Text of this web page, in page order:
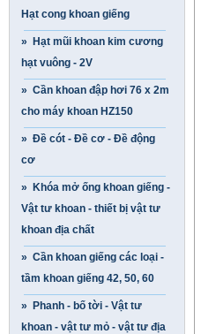
Hạt cong khoan giếng
» Hạt mũi khoan kim cương
hạt vuông - 2V
» Cần khoan đập hơi 76 x 2m
cho máy khoan HZ150
» Đề cót - Đề cơ - Đề động
cơ
» Khóa mở ống khoan giếng -
Vật tư khoan - thiết bị vật tư
khoan địa chất
» Cần khoan giếng các loại -
tầm khoan giếng 42, 50, 60
» Phanh - bố tời - Vật tư
khoan - vật tư mỏ - vật tư địa